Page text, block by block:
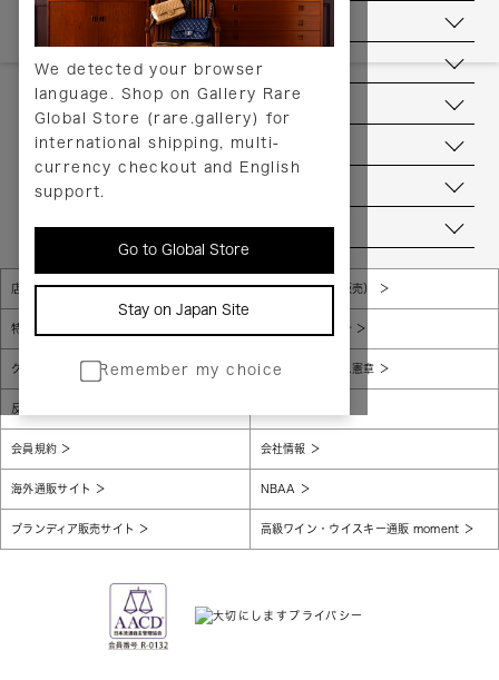
We detected your browser
language. Shop on Gallery Rare
Global Store (rare.gallery) for
international shipping, multi-
currency checkout and English
support.
Go to Global Store
Stay on Japan Site
Remember my choice
送料について
返品について
ヘルプ
お問い合わせ
当店について
店舗一覧 販売規約（店頭販売）
特定商取引法に基づく表示 個人情報保護方針
グローバルプライバシーポリシー コンプライアンス憲章
反社会的勢力に対する基本方針
会員規約 会社情報
海外通販サイト NBAA
ブランディア販売サイト 高級ワイン・ウイスキー通販 moment